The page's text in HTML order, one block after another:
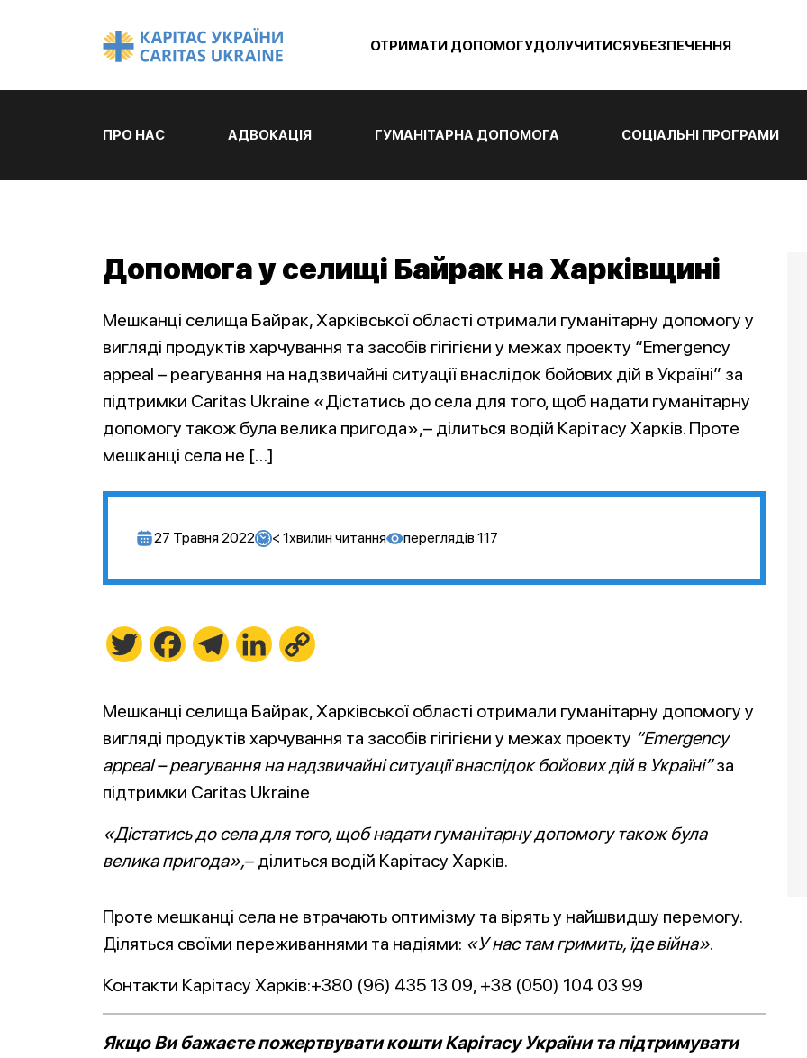
ОТРИМАТИ ДОПОМОГУДОЛУЧИТИСЯУБЕЗПЕЧЕННЯ
ПРО НАС АДВОКАЦІЯ ГУМАНІТАРНА ДОПОМОГА СОЦІАЛЬНІ ПРОГРАМИ
Допомога у селищі Байрак на Харківщині
Мешканці селища Байрак, Харківської області отримали гуманітарну допомогу у
вигляді продуктів харчування та засобів гігігієни у межах проекту “Emergency
appeal – реагування на надзвичайні ситуації внаслідок бойових дій в Україні” за
підтримки Caritas Ukraine «Дістатись до села для того, щоб надати гуманітарну
допомогу також була велика пригода»,– ділиться водій Карітасу Харків. Проте
мешканці села не […]
27 Травня 2022 < 1хвилин читання переглядів 117
Twitter FacebookTelegramLinkedIn
Мешканці селища Байрак, Харківської області отримали гуманітарну допомогу у
вигляді продуктів харчування та засобів гігігієни у межах проекту “Emergency
appeal – реагування на надзвичайні ситуації внаслідок бойових дій в Україні”за
підтримки Caritas Ukraine
«Дістатись до села для того, щоб надати гуманітарну допомогу також була
велика пригода»,– ділиться водій Карітасу Харків.
Проте мешканці села не втрачають оптимізму та вірять у найшвидшу перемогу.
Діляться своїми переживаннями та надіями: «У нас там гримить, їде війна».
Контакти Карітасу Харків:+380 (96) 435 13 09, +38 (050) 104 03 99
Якщо Ви бажаєте пожертвувати кошти Карітасу України та підтримувати